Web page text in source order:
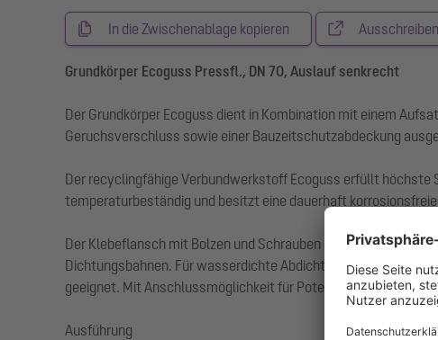
In die Zwischenablage kopieren
Grundkörper Ecoguss Pressfl., DN 70, Auslauf senkrecht
Der Grundkörper Ecoguss dient in Kombination mit einem
Geruchsverschluss sowie einer Bauzeitschutzabdeckung
Der recyclingfähige Verbundwerkstoff Ecoguss erfüllt
temperaturbeständig und besitzt eine dauerhaft
Der Klebeflansch mit Bolzen und Schrauben aus Edelstahl
Dichtungsbahnen. Für wasserdichte Abdichtungen dürfen nur
geeignet. Mit Anschlussmöglichkeit für Potentialausgleich.
Ausführung